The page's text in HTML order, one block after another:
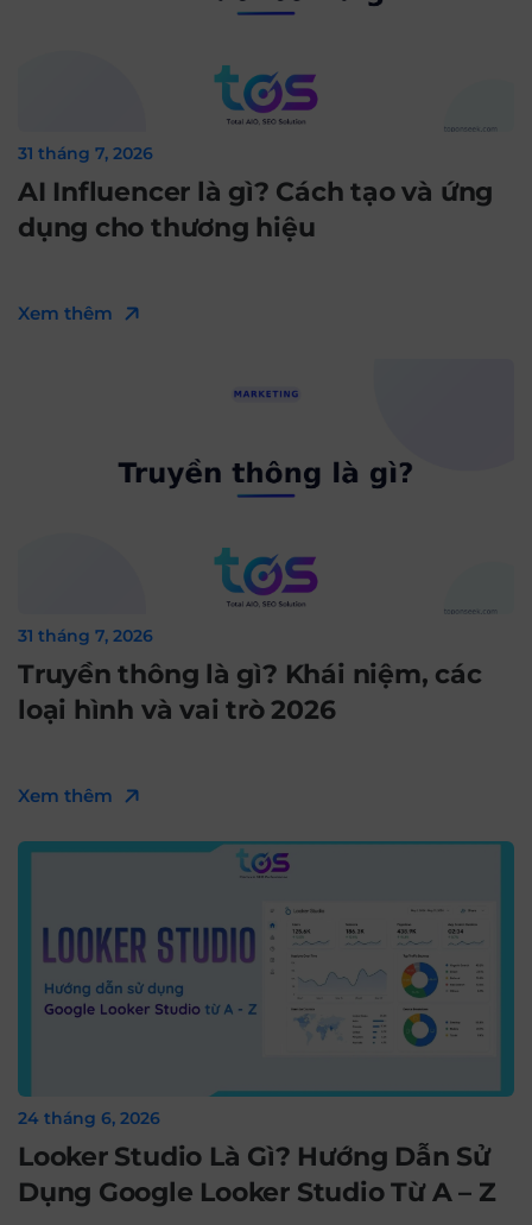
31 tháng 7, 2026
AI Influencer là gì? Cách tạo và ứng
dụng cho thương hiệu
Xem thêm
31 tháng 7, 2026
Truyền thông là gì? Khái niệm, các
loại hình và vai trò 2026
Xem thêm
24 tháng 6, 2026
Looker Studio Là Gì? Hướng Dẫn Sử
Dụng Google Looker Studio Từ A – Z